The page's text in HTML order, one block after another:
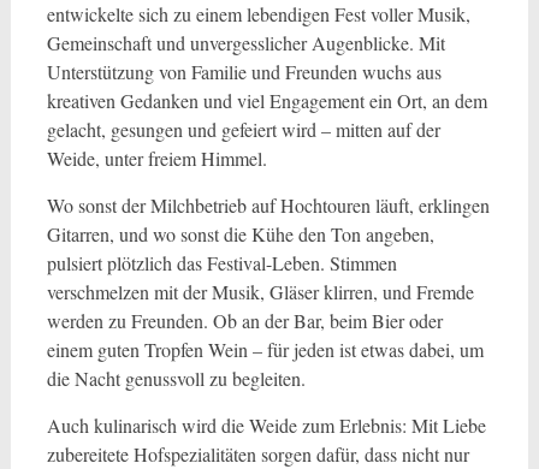
entwickelte sich zu einem lebendigen Fest voller Musik,
Gemeinschaft und unvergesslicher Augenblicke. Mit
Unterstützung von Familie und Freunden wuchs aus
kreativen Gedanken und viel Engagement ein Ort, an dem
gelacht, gesungen und gefeiert wird – mitten auf der
Weide, unter freiem Himmel.
Wo sonst der Milchbetrieb auf Hochtouren läuft, erklingen
Gitarren, und wo sonst die Kühe den Ton angeben,
pulsiert plötzlich das Festival-Leben. Stimmen
verschmelzen mit der Musik, Gläser klirren, und Fremde
werden zu Freunden. Ob an der Bar, beim Bier oder
einem guten Tropfen Wein – für jeden ist etwas dabei, um
die Nacht genussvoll zu begleiten.
Auch kulinarisch wird die Weide zum Erlebnis: Mit Liebe
zubereitete Hofspezialitäten sorgen dafür, dass nicht nur